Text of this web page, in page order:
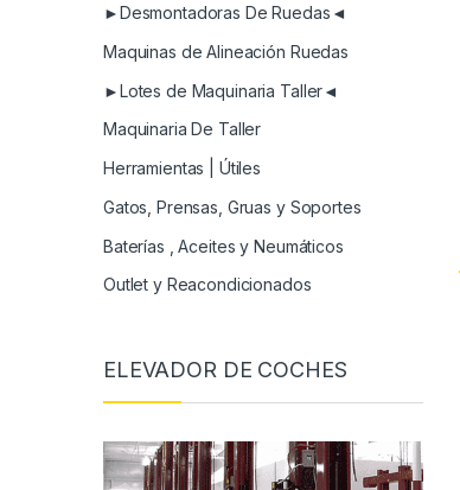
►Desmontadoras De Ruedas◄
Maquinas de Alineación Ruedas
►Lotes de Maquinaria Taller◄
Maquinaria De Taller
Herramientas | Útiles
Gatos, Prensas, Gruas y Soportes
Baterías , Aceites y Neumáticos
Outlet y Reacondicionados
ELEVADOR DE COCHES